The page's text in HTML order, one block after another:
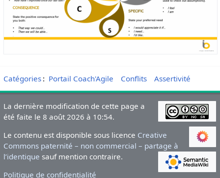
Catégories: Portail Coach'Agile Conflits Assertivité
La dernière modification de cette page a
été faite le 8 août 2026 à 10:54.
Le contenu est disponible sous licence Creative
Commons paternité – non commercial – partage à
l’identique sauf mention contraire.
Politique de confidentialité